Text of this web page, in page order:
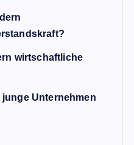
wirtschaftliche
Unternehmen